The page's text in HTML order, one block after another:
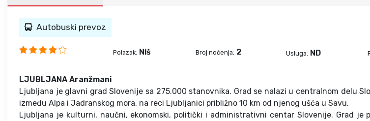
Autobuski prevoz
Polazak: Niš Broj noćenja: 2 Usluga: ND
LJUBLJANA Aranžmani
Ljubljana je glavni grad Slovenije sa 275.000 stanovnika. Grad se nalazi u centralnom delu
između Alpa i Jadranskog mora, na reci Ljubljanici približno 10 km od njenog ušća u Savu.
Ljubljana je kulturni, naučni, ekonomski, politički i administrativni centar Slovenije. Grad je